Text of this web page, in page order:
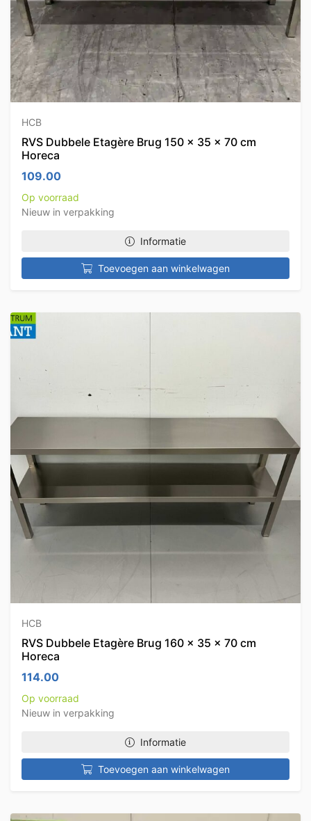
HCB
RVS Dubbele Etagère Brug 150 x 35 x 70 cm
Horeca
109.00
Op voorraad
Nieuw in verpakking
Informatie
Toevoegen aan winkelwagen
HCB
RVS Dubbele Etagère Brug 160 x 35 x 70 cm
Horeca
114.00
Op voorraad
Nieuw in verpakking
Informatie
Toevoegen aan winkelwagen